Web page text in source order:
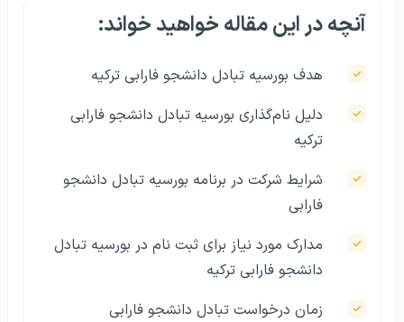
آنچه در این مقاله خواهید خواند:
هدف بورسیه تبادل دانشجو فارابی ترکیه
دلیل نام‌گذاری بورسیه تبادل دانشجو فارابی
ترکیه
شرایط شرکت در برنامه بورسیه تبادل دانشجو
فارابی
مدارک مورد نیاز برای ثبت نام در بورسیه تبادل
دانشجو فارابی ترکیه
زمان درخواست تبادل دانشجو فارابی